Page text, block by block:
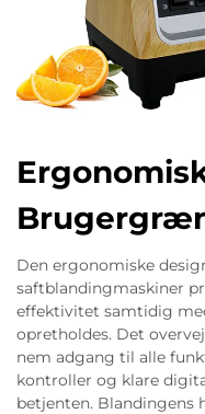
Den ergonomiske
saftblandingmaskiner
effektivitet samtidig
opretholdes. Det
nem adgang til alle
kontroller og klare
betjenten. Blandingens